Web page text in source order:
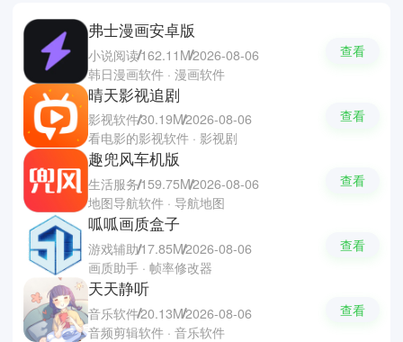
弗士漫画安卓版
小说阅读162.11M2026-08-06
韩日漫画软件 · 漫画软件
查看
晴天影视追剧
影视软件30.19M2026-08-06
看电影的影视软件 · 影视剧
查看
趣兜风车机版
生活服务159.75M2026-08-06
地图导航软件 · 导航地图
查看
呱呱画质盒子
游戏辅助17.85M2026-08-06
画质助手 · 帧率修改器
查看
天天静听
音乐软件20.13M2026-08-06
音频剪辑软件 · 音乐软件
查看